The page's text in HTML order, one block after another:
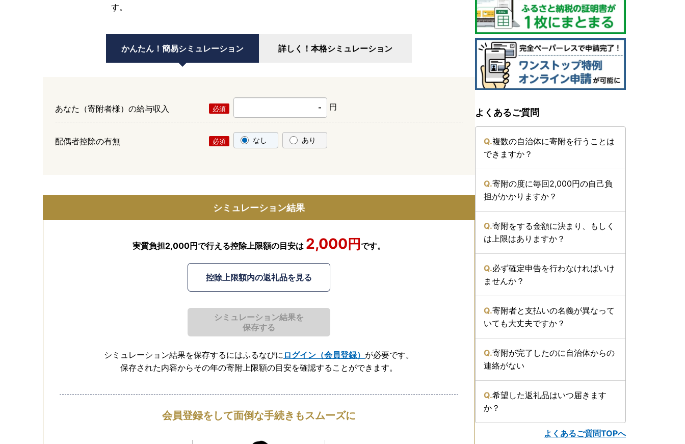
す。
かんたん！ 簡易シミュレーション 詳しく！ 本格シミュレーション
あなた（寄附者様）の給与収入 - 円
配偶者控除の有無 なし あり
シミュレーション結果
実質負担2,000円で行える控除上限額の目安は 2,000円 です。
控除上限額内の返礼品を見る
シミュレーション結果を
保存する
シミュレーション結果を保存するにはふるなびに ログイン（会員登録） が必要です。
保存された内容からその年の寄附上限額の目安を確認することができます。
会員登録をして面倒な手続きもスムーズに
よくあるご質問
複数の自治体に寄附を行うことは
できますか？
寄附の度に毎回2,000円の自己負
担がかかりますか？
寄附をする金額に決まり、もしく
は上限はありますか？
必ず確定申告を行わなければいけ
ませんか？
寄附者と支払いの名義が異なって
いても大丈夫ですか？
寄附が完了したのに自治体からの
連絡がない
希望した返礼品はいつ届きます
か？
よくあるご質問TOPへ